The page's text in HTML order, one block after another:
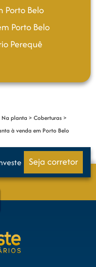
áreas para
em Porto
são
compra de
Belo devido ao
tornando-se
investidores e
Belo?
é uma excelente
um estilo de vida
A cidade
atmosfera
completa,
e comércio
Porto Belo
Porto Belo
Perequê
Na planta > Coberturas>
à venda em Porto Belo
Seja corretor